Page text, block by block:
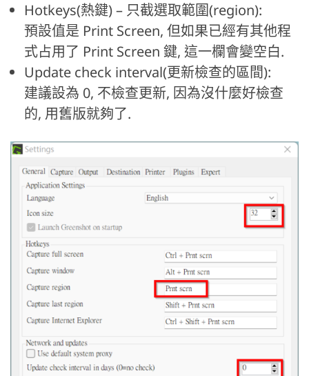
Hotkeys(熱鍵) – 只截選取範圍(region):
預設值是 Print Screen, 但如果已經有其他程
式占用了 Print Screen 鍵, 這一欄會變空白.
Update check interval(更新檢查的區間):
建議設為 0, 不檢查更新, 因為沒什麼好檢查
的, 用舊版就夠了.